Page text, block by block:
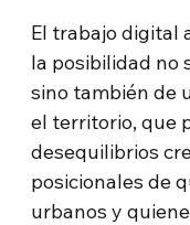
El trabajo digital
la posibilidad no
sino también de
el territorio, que
desequilibrios
posicionales de
urbanos y